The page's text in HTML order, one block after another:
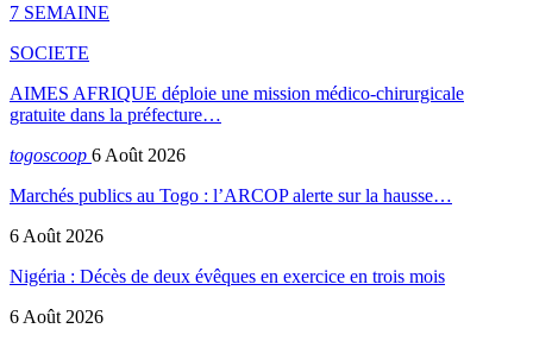
7 SEMAINE
SOCIETE
AIMES AFRIQUE déploie une mission médico-chirurgicale
gratuite dans la préfecture…
togoscoop 6 Août 2026
Marchés publics au Togo : l’ARCOP alerte sur la hausse…
6 Août 2026
Nigéria : Décès de deux évêques en exercice en trois mois
6 Août 2026